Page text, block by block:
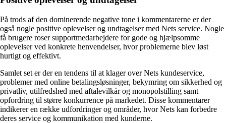
På trods af den dominerende negative tone i kommentarerne er der
også nogle positive oplevelser og undtagelser med Nets service. Nogle
få brugere roser supportmedarbejdere for gode og hjælpsomme
oplevelser ved konkrete henvendelser, hvor problemerne blev løst
hurtigt og effektivt.
Samlet set er der en tendens til at klager over Nets kundeservice,
problemer med online betalingsløsninger, bekymring om sikkerhed og
privatliv, utilfredshed med aftalevilkår og monopolstilling samt
opfordring til større konkurrence på markedet. Disse kommentarer
indikerer en række udfordringer og områder, hvor Nets kan forbedre
deres service og kommunikation med kunderne.